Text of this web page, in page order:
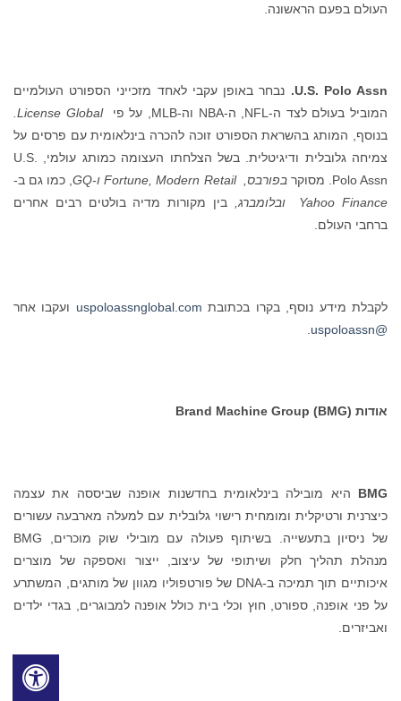
העולם בפעם הראשונה.
U.S. Polo Assn.
נבחר באופן עקבי לאחד מזכייני הספורט העולמיים
המוביל בעולם לצד ה-NFL, ה-NBA וה-MLB, על פי
License Global
בנוסף, המותג בהשראת הספורט זוכה להכרה בינלאומית עם פרסים על
צמיחה גלובלית ודיגיטלית. בשל הצלחתו העצומה כמותג עולמי, U.S.
Polo Assn. מסוקר
בפורבס, Fortune ,Modern Retail ו-GQ, כמו גם ב-
Yahoo Finance
ובלומברג,בין מקורות מדיה בולטים רבים אחרים
ברחבי העולם.
לקבלת מידע נוסף, בקרו בכתובת uspoloassnglobal.com ועקבו אחר
@uspoloassn
אודות Brand Machine Group (BMG)
BMG היא מובילה בינלאומית בחדשנות אופנה שביססה את עצמה
כיצרנית ורטיקלית ומומחית רישוי גלובלית עם למעלה מארבעה עשורים
של ניסיון בתעשייה. בשיתוף פעולה עם מובילי שוק מוכרים, BMG
מנהלת תהליך חלק ושיתופי של עיצוב, ייצור ואספקה של מוצרים
איכותיים תוך תמיכה ב-DNA של פורטפוליו מגוון של מותגים, המשתרע
על פני אופנה, ספורט, חוץ וכלי בית כולל אופנה למבוגרים, בגדי ילדים
ואביזרים.